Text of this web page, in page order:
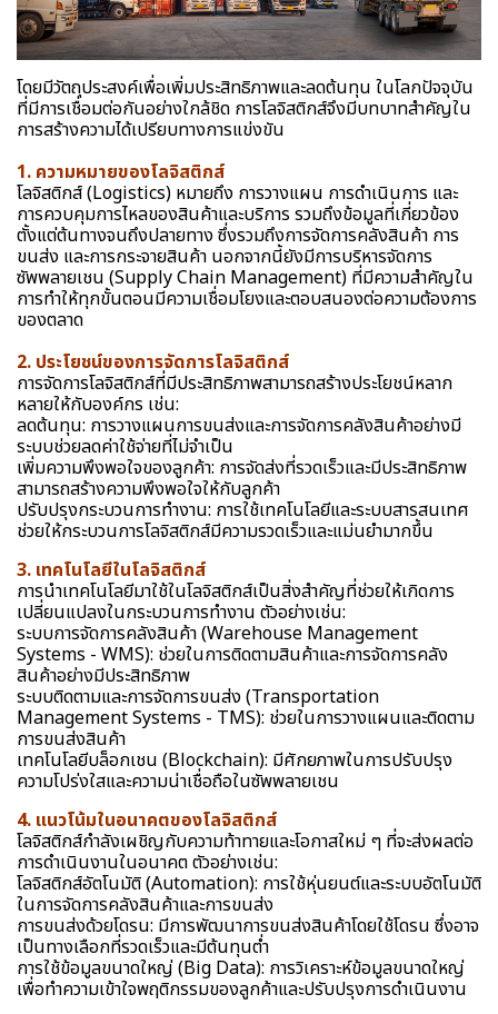
โดยมีวัตถุประสงค์เพื่อเพิ่มประสิทธิภาพและลดต้นทุน ในโลกปัจจุบัน
ที่มีการเชื่อมต่อกันอย่างใกล้ชิด การโลจิสติกส์จึงมีบทบาทสำคัญใน
การสร้างความได้เปรียบทางการแข่งขัน
1. ความหมายของโลจิสติกส์
โลจิสติกส์ (Logistics) หมายถึง การวางแผน การดำเนินการ และ
การควบคุมการไหลของสินค้าและบริการ รวมถึงข้อมูลที่เกี่ยวข้อง
ตั้งแต่ต้นทางจนถึงปลายทาง ซึ่งรวมถึงการจัดการคลังสินค้า การ
ขนส่ง และการกระจายสินค้า นอกจากนี้ยังมีการบริหารจัดการ
ซัพพลายเชน (Supply Chain Management) ที่มีความสำคัญใน
การทำให้ทุกขั้นตอนมีความเชื่อมโยงและตอบสนองต่อความต้องการ
ของตลาด
2. ประโยชน์ของการจัดการโลจิสติกส์
การจัดการโลจิสติกส์ที่มีประสิทธิภาพสามารถสร้างประโยชน์หลาก
หลายให้กับองค์กร เช่น:
ลดต้นทุน: การวางแผนการขนส่งและการจัดการคลังสินค้าอย่างมี
ระบบช่วยลดค่าใช้จ่ายที่ไม่จำเป็น
เพิ่มความพึงพอใจของลูกค้า: การจัดส่งที่รวดเร็วและมีประสิทธิภาพ
สามารถสร้างความพึงพอใจให้กับลูกค้า
ปรับปรุงกระบวนการทำงาน: การใช้เทคโนโลยีและระบบสารสนเทศ
ช่วยให้กระบวนการโลจิสติกส์มีความรวดเร็วและแม่นยำมากขึ้น
3. เทคโนโลยีในโลจิสติกส์
การนำเทคโนโลยีมาใช้ในโลจิสติกส์เป็นสิ่งสำคัญที่ช่วยให้เกิดการ
เปลี่ยนแปลงในกระบวนการทำงาน ตัวอย่างเช่น:
ระบบการจัดการคลังสินค้า (Warehouse Management
Systems - WMS): ช่วยในการติดตามสินค้าและการจัดการคลัง
สินค้าอย่างมีประสิทธิภาพ
ระบบติดตามและการจัดการขนส่ง (Transportation
Management Systems - TMS): ช่วยในการวางแผนและติดตาม
การขนส่งสินค้า
เทคโนโลยีบล็อกเชน (Blockchain): มีศักยภาพในการปรับปรุง
ความโปร่งใสและความน่าเชื่อถือในซัพพลายเชน
4. แนวโน้มในอนาคตของโลจิสติกส์
โลจิสติกส์กำลังเผชิญกับความท้าทายและโอกาสใหม่ ๆ ที่จะส่งผลต่อ
การดำเนินงานในอนาคต ตัวอย่างเช่น:
โลจิสติกส์อัตโนมัติ (Automation): การใช้หุ่นยนต์และระบบอัตโนมัติ
ในการจัดการคลังสินค้าและการขนส่ง
การขนส่งด้วยโดรน: มีการพัฒนาการขนส่งสินค้าโดยใช้โดรน ซึ่งอาจ
เป็นทางเลือกที่รวดเร็วและมีต้นทุนต่ำ
การใช้ข้อมูลขนาดใหญ่ (Big Data): การวิเคราะห์ข้อมูลขนาดใหญ่
เพื่อทำความเข้าใจพฤติกรรมของลูกค้าและปรับปรุงการดำเนินงาน